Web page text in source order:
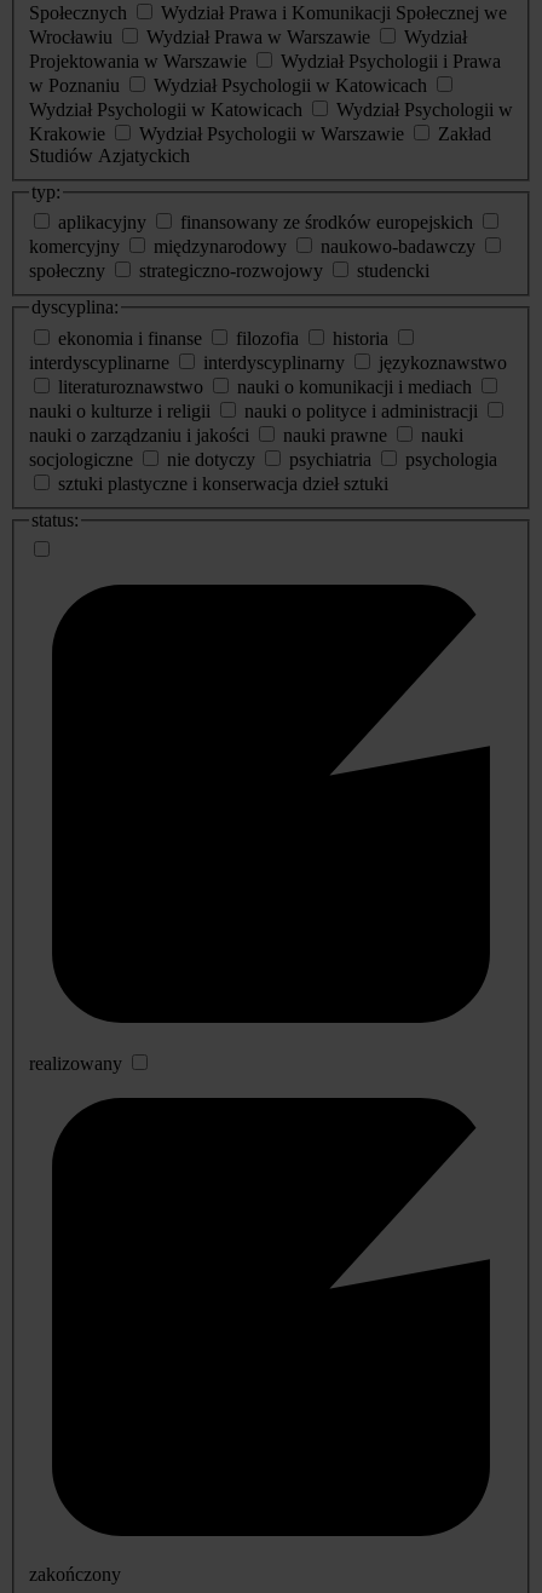
Społecznych
Wydział Prawa i Komunikacji Społecznej we
Wrocławiu
Wydział Prawa w Warszawie
Wydział
Projektowania w Warszawie
Wydział Psychologii i Prawa
w Poznaniu
Wydział Psychologii w Katowicach
Wydział Psychologii w Katowicach
Wydział Psychologii w
Krakowie
Wydział Psychologii w Warszawie
Zakład
Studiów Azjatyckich
typ:
aplikacyjny
finansowany ze środków europejskich
komercyjny
międzynarodowy
naukowo-badawczy
społeczny
strategiczno-rozwojowy
studencki
dyscyplina:
ekonomia i finanse
filozofia
historia
interdyscyplinarne
interdyscyplinarny
językoznawstwo
literaturoznawstwo
nauki o komunikacji i mediach
nauki o kulturze i religii
nauki o polityce i administracji
nauki o zarządzaniu i jakości
nauki prawne
nauki
socjologiczne
nie dotyczy psychiatria
psychologia
sztuki plastyczne i konserwacja dzieł sztuki
status:
realizowany
zakończony